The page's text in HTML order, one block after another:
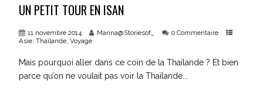
UN PETIT TOUR EN ISAN
11 novembre 2014 Marina@Storiesof_
0 Commentaire
Asie ,Thaïlande ,Voyage
Mais pourquoi aller dans ce coin de la Thaïlande ? Et bien
parce qu’on ne voulait pas voir la Thaïlande...